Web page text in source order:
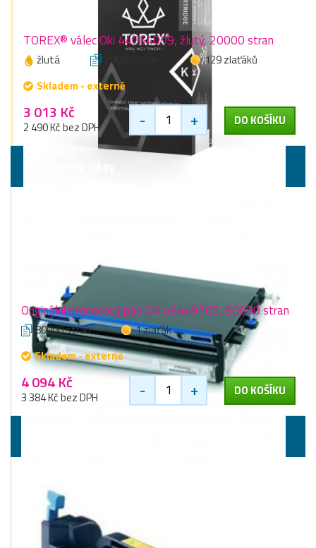
TOREX® válec Oki 44064009, žlutý, 20000 stran
žlutá 20000 stran
129 zlaťáků
Skladem - externě
3 013 Kč
2 490 Kč bez DPH - + DO KOŠÍKU
Originální přenosový pás Oki 43449705, 80000 stran
80000 stran
1 zlaťák
Skladem - externě
4 094 Kč
3 384 Kč bez DPH - + DO KOŠÍKU